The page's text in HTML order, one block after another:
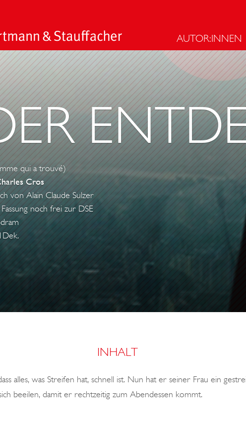
AUTOR:INNEN
qui a trouvé)
Cros
von Alain Claude Sulzer
noch frei zur DSE
INHALT
alles, was Streifen hat, schnell ist. Nun hat er seiner Frau ein
beeilen, damit er rechtzeitig zum Abendessen kommt.